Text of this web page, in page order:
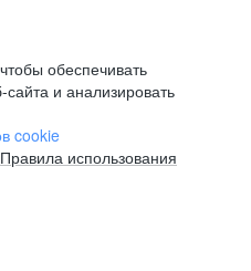
обеспечивать
и анализировать
cookie
Правила использования